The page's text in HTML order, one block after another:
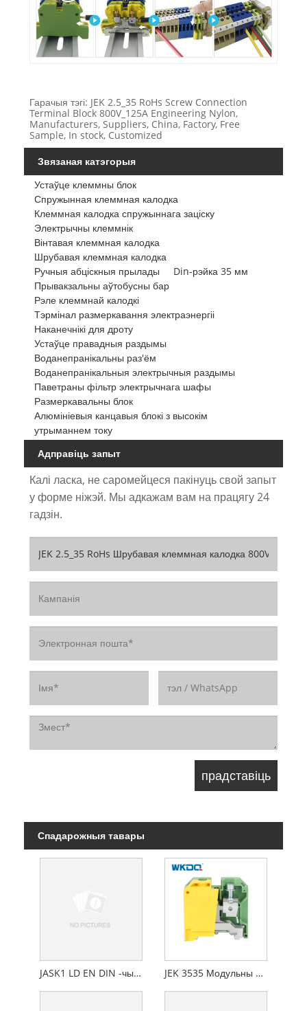
Гарачыя тэгі: JEK 2.5_35 RoHs Screw Connection
Terminal Block 800V_125A Engineering Nylon,
Manufacturers, Suppliers, China, Factory, Free
Sample, In stock, Customized
Звязаная катэгорыя
Устаўце клеммны блок
Спружынная клеммная калодка
Клеммная калодка спружыннага заціску
Электрычны клеммнік
Вінтавая клеммная калодка
Шрубавая клеммная калодка
Ручныя абціскныя прылады
Din-рэйка 35 мм
Прывакзальны аўтобусны бар
Рэле клеммнай калодкі
Тэрмінал размеркавання электраэнергіі
Наканечнікі для дроту
Устаўце правадныя раздымы
Воданепранікальны раз'ём
Воданепранікальныя электрычныя раздымы
Паветраны фільтр электрычнага шафы
Размеркавальны блок
Алюмініевыя канцавыя блокі з высокім
утрыманнем току
Адправіць запыт
Калі ласка, не саромейцеся пакінуць свой запыт
у форме ніжэй. Мы адкажам вам на працягу 24
гадзін.
Спадарожныя тавары
JASK1 LD EN DIN -чыгуначны засцерагальнік з шрубавым злучэнне JEK 3535 Модульны шрубавы клеммны блок EK Шрубавае зазямленне шырынёй 16,2 мм